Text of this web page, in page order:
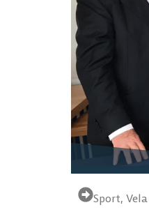
Sport, Vela